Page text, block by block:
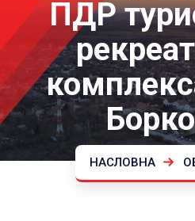
ПДР
НАСЛОВНА